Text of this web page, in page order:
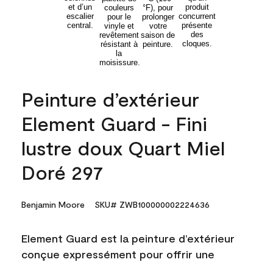
Peinture d’extérieur
Element Guard - Fini
lustre doux Quart Miel
Doré 297
Benjamin Moore SKU# ZWB100000002224636
Element Guard est la peinture d’extérieur
conçue expressément pour offrir une